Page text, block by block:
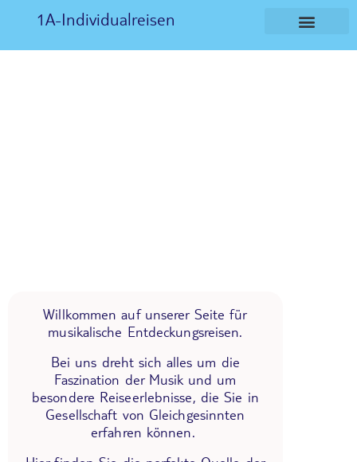
1A-Individualreisen
Willkommen auf unserer Seite für
musikalische Entdeckungsreisen.
Bei uns dreht sich alles um die
Faszination der Musik und um
besondere Reiseerlebnisse, die Sie in
Gesellschaft von Gleichgesinnten
erfahren können.